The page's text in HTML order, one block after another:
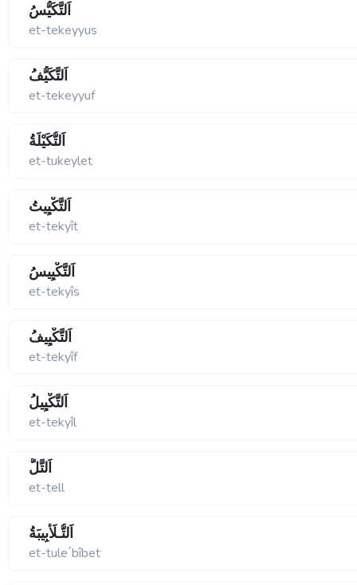
اَلتَّكَيُّسُ
et-tekeyyus
اَلتَّكَيُّفُ
et-tekeyyuf
اَلتُّكَيْلَةُ
et-tukeylet
اَلتَّكْيِيتُ
et-tekyît
اَلتَّكْيِيسُ
et-tekyîs
اَلتَّكْيِيفُ
et-tekyîf
اَلتَّكْيِيلُ
et-tekyîl
اَلتَّلُّ
et-tell
اَلتُّـلَأْبِيبَةُ
et-tule΄bîbet